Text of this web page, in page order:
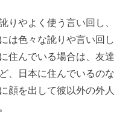
りやよく使う言い回し、
は色々な訛りや言い回し
住んでいる場合は、友達
、日本に住んでいるのな
顔を出して彼以外の外人